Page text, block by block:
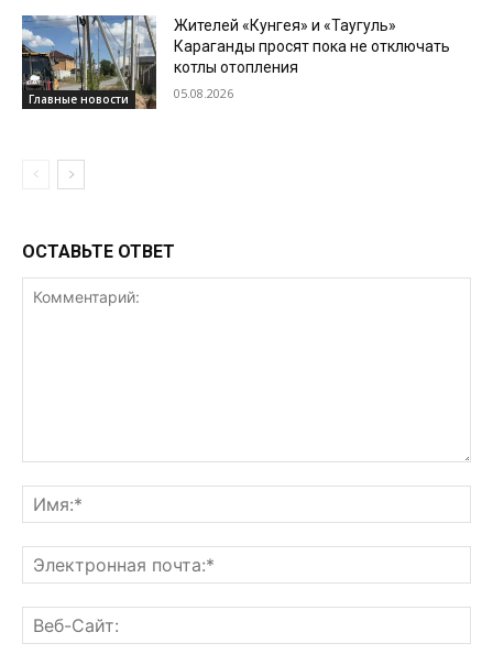
Главные новости
Жителей «Кунгея» и «Таугуль»
Караганды просят пока не отключать
котлы отопления
05.08.2026
ОСТАВЬТЕ ОТВЕТ